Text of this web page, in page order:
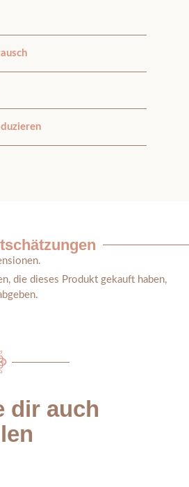
die dieses Produkt gekauft haben,
dir auch